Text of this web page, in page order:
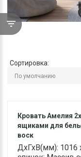
Сортировка:
Кровать Амелия
ящиками для
воск
ДхГхВ(мм): 1016